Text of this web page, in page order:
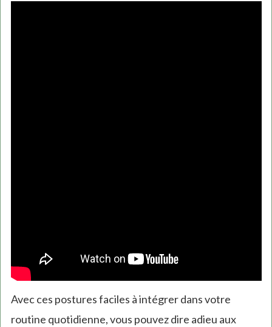
Avec ces postures faciles à intégrer dans votre
routine quotidienne, vous pouvez dire adieu aux